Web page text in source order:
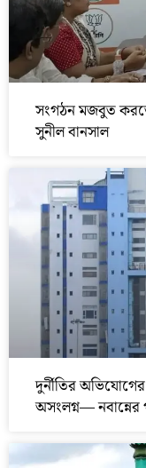
সংগঠন মজবুত
সুনীল বানসাল
দুর্নীতির
অসংলগ্ন— নবান্নের